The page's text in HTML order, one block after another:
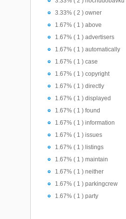
3.33% ( 2 ) owner
1.67% ( 1 ) above
1.67% ( 1 ) advertisers
1.67% ( 1 ) automatically
1.67% ( 1 ) case
1.67% ( 1 ) copyright
1.67% ( 1 ) directly
1.67% ( 1 ) displayed
1.67% ( 1 ) found
1.67% ( 1 ) information
1.67% ( 1 ) issues
1.67% ( 1 ) listings
1.67% ( 1 ) maintain
1.67% ( 1 ) neither
1.67% ( 1 ) parkingcrew
1.67% ( 1 ) party